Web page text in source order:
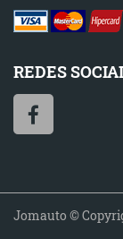
REDES
Jomauto ©